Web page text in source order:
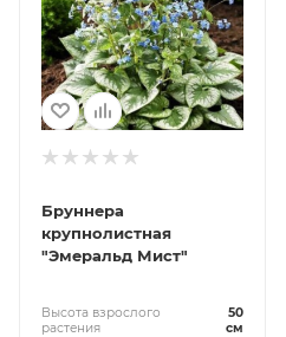
Бруннера
крупнолистная
"Эмеральд Мист"
Высота взрослого
растения
50
см